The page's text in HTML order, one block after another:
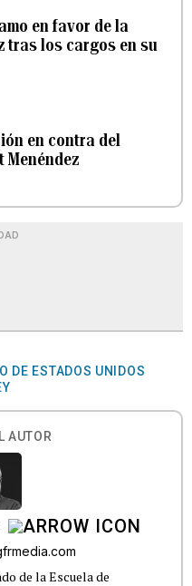
en favor de la
tras los cargos en su
en contra del
Menéndez
DE ESTADOS UNIDOS
AUTOR
de la Escuela de